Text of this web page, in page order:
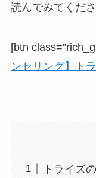
読んでみてくだ
[btn
ンセリング】ト
トライズ